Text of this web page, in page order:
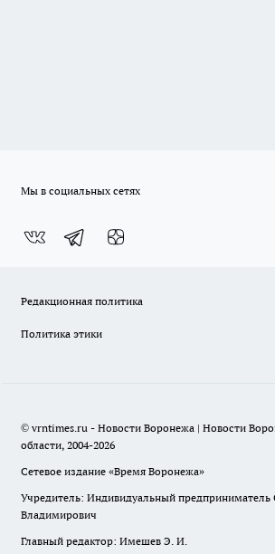
Мы в социальных сетях
Редакционная политика
Политика этики
© vrntimes.ru - Новости Воронежа | Новости
области, 2004-2026
Сетевое издание «Время Воронежа»
Учредитель: Индивидуальный предприниматель
Владимирович
Главный редактор: Имешев Э. И.